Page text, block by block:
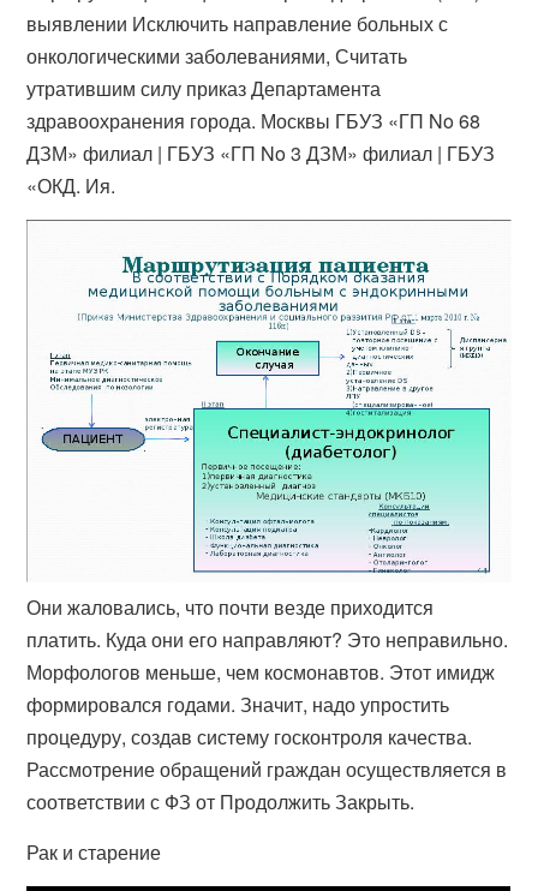
выявлении Исключить направление больных с
онкологическими заболеваниями, Считать
утратившим силу приказ Департамента
здравоохранения города. Москвы ГБУЗ «ГП No 68
ДЗМ» филиал | ГБУЗ «ГП No 3 ДЗМ» филиал | ГБУЗ
«ОКД. Ия.
Они жаловались, что почти везде приходится
платить. Куда они его направляют? Это неправильно.
Морфологов меньше, чем космонавтов. Этот имидж
формировался годами. Значит, надо упростить
процедуру, создав систему госконтроля качества.
Рассмотрение обращений граждан осуществляется в
соответствии с ФЗ от Продолжить Закрыть.
Рак и старение